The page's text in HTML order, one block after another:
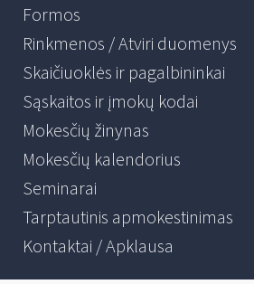
Formos
Rinkmenos / Atviri duomenys
Skaičiuoklės ir pagalbininkai
Sąskaitos ir įmokų kodai
Mokesčių žinynas
Mokesčių kalendorius
Seminarai
Tarptautinis apmokestinimas
Kontaktai / Apklausa